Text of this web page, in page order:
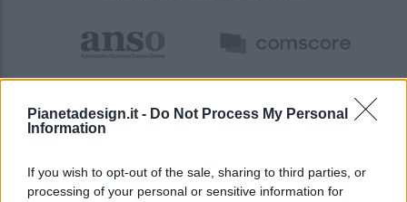
Pianetadesign.it - Do Not Process My Personal
Information
If you wish to opt-out of the sale, sharing to third parties, or
processing of your personal or sensitive information for